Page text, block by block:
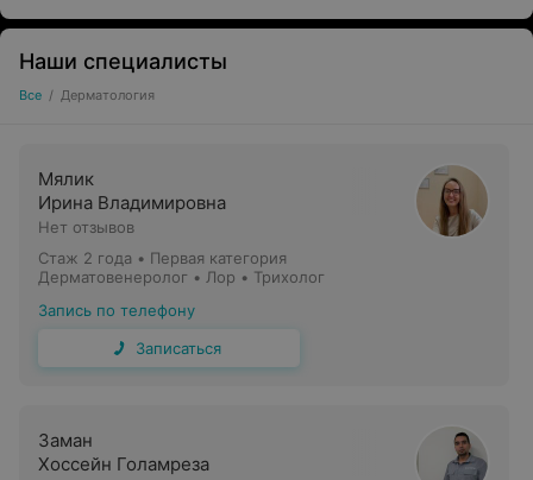
Наши специалисты
Все / Дерматология
Мялик
Ирина Владимировна
Нет отзывов
Стаж 2 года • Первая категория
Дерматовенеролог • Лор • Трихолог
Запись по телефону
Записаться
Заман
Хоссейн Голамреза